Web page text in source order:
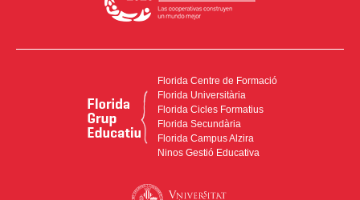
Florida Centre de Formació
Florida Universitària
Florida Cicles Formatius
Florida Secundària
Florida Campus Alzira
Ninos Gestió Educativa